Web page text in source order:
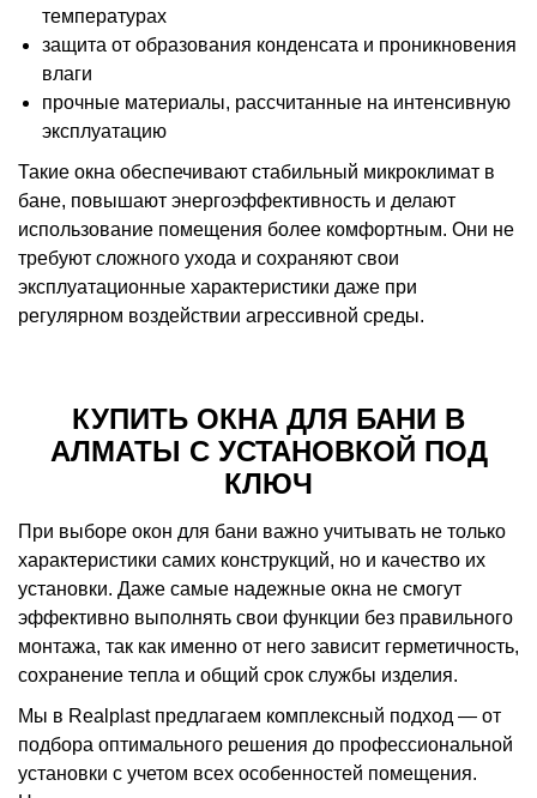
температурах
защита от образования конденсата и проникновения
влаги
прочные материалы, рассчитанные на интенсивную
эксплуатацию
Такие окна обеспечивают стабильный микроклимат в
бане, повышают энергоэффективность и делают
использование помещения более комфортным. Они не
требуют сложного ухода и сохраняют свои
эксплуатационные характеристики даже при
регулярном воздействии агрессивной среды.
КУПИТЬ ОКНА ДЛЯ БАНИ В
АЛМАТЫ С УСТАНОВКОЙ ПОД
КЛЮЧ
При выборе окон для бани важно учитывать не только
характеристики самих конструкций, но и качество их
установки. Даже самые надежные окна не смогут
эффективно выполнять свои функции без правильного
монтажа, так как именно от него зависит герметичность,
сохранение тепла и общий срок службы изделия.
Мы в Realplast предлагаем комплексный подход — от
подбора оптимального решения до профессиональной
установки с учетом всех особенностей помещения.